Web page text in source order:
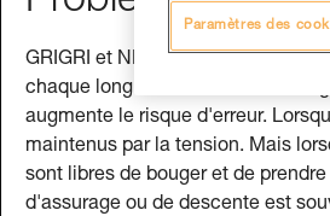
GRIGRI et NEOX doivent être
chaque longueur en escalade. Le
augmente le risque d'erreur.
maintenus par la tension. Mais
sont libres de bouger et de
d'assurage ou de descente est
Paramètres des